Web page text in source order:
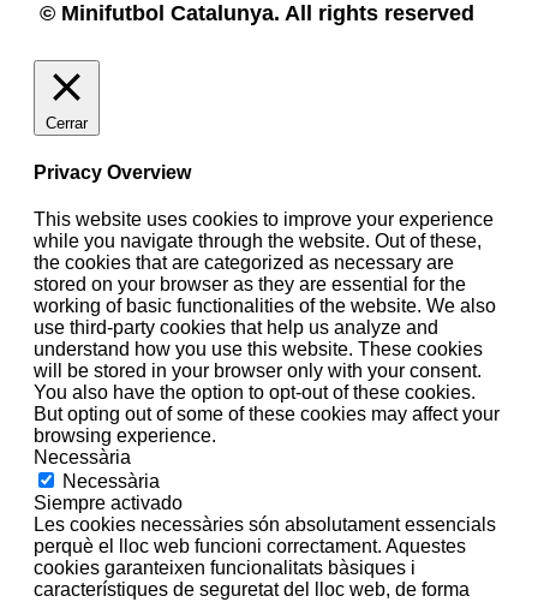
© Minifutbol Catalunya. All rights reserved
Cerrar
Privacy Overview
This website uses cookies to improve your experience
while you navigate through the website. Out of these,
the cookies that are categorized as necessary are
stored on your browser as they are essential for the
working of basic functionalities of the website. We also
use third-party cookies that help us analyze and
understand how you use this website. These cookies
will be stored in your browser only with your consent.
You also have the option to opt-out of these cookies.
But opting out of some of these cookies may affect your
browsing experience.
Necessària
Necessària
Siempre activado
Les cookies necessàries són absolutament essencials
perquè el lloc web funcioni correctament. Aquestes
cookies garanteixen funcionalitats bàsiques i
característiques de seguretat del lloc web, de forma